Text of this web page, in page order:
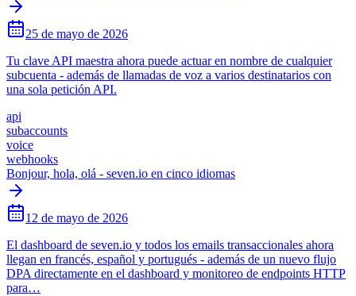
25 de mayo de 2026
Tu clave API maestra ahora puede actuar en nombre de cualquier
subcuenta - además de llamadas de voz a varios destinatarios con
una sola petición API.
api
subaccounts
voice
webhooks
Bonjour, hola, olá - seven.io en cinco idiomas
12 de mayo de 2026
El dashboard de seven.io y todos los emails transaccionales ahora
llegan en francés, español y portugués - además de un nuevo flujo
DPA directamente en el dashboard y monitoreo de endpoints HTTP
para…